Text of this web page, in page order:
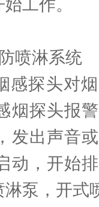
工作。
淋系统
探头对烟
烟探头报
发出声音
动，开始
泵，开式